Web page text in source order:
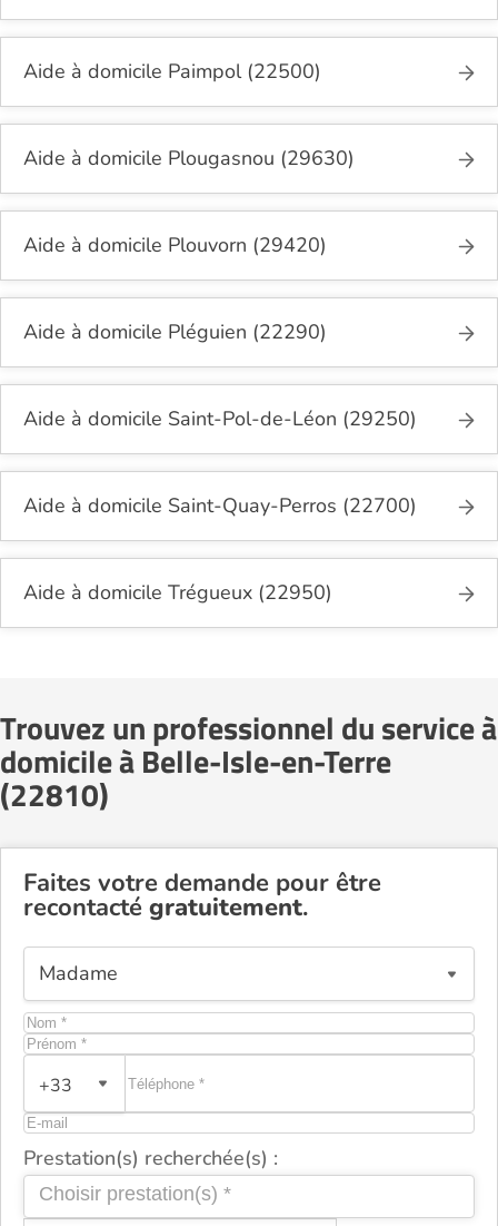
Aide à domicile Paimpol (22500)
Aide à domicile Plougasnou (29630)
Aide à domicile Plouvorn (29420)
Aide à domicile Pléguien (22290)
Aide à domicile Saint-Pol-de-Léon (29250)
Aide à domicile Saint-Quay-Perros (22700)
Aide à domicile Trégueux (22950)
Trouvez un professionnel du service à
domicile à Belle-Isle-en-Terre
(22810)
Faites votre demande pour être
recontacté gratuitement.
+33
Prestation(s) recherchée(s) :